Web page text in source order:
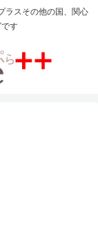
ラスその他の国、関心
す